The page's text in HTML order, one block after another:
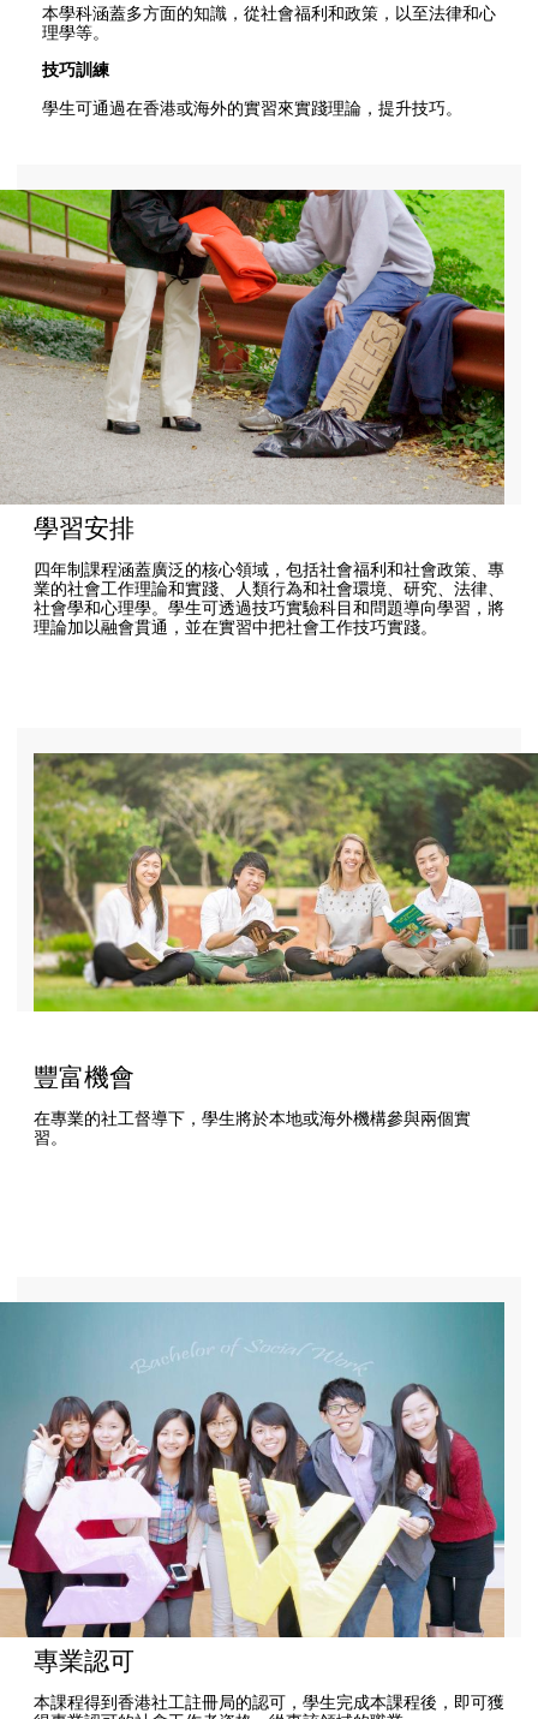
本學科涵蓋多方面的知識，從社會福利和政策，以至法律和心
理學等。
技巧訓練
學生可通過在香港或海外的實習來實踐理論，提升技巧。
學習安排
四年制課程涵蓋廣泛的核心領域，包括社會福利和社會政策、專
業的社會工作理論和實踐、人類行為和社會環境、研究、法律、
社會學和心理學。學生可透過技巧實驗科目和問題導向學習，將
理論加以融會貫通，並在實習中把社會工作技巧實踐。
豐富機會
在專業的社工督導下，學生將於本地或海外機構參與兩個實
習。
專業認可
本課程得到香港社工註冊局的認可，學生完成本課程後，即可獲